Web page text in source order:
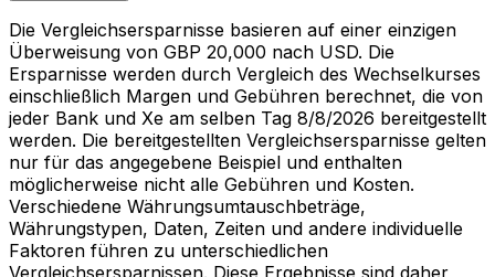
Die Vergleichsersparnisse basieren auf einer einzigen
Überweisung von GBP 20,000 nach USD. Die
Ersparnisse werden durch Vergleich des Wechselkurses
einschließlich Margen und Gebühren berechnet, die von
jeder Bank und Xe am selben Tag 8/8/2026 bereitgestellt
werden. Die bereitgestellten Vergleichsersparnisse gelten
nur für das angegebene Beispiel und enthalten
möglicherweise nicht alle Gebühren und Kosten.
Verschiedene Währungsumtauschbeträge,
Währungstypen, Daten, Zeiten und andere individuelle
Faktoren führen zu unterschiedlichen